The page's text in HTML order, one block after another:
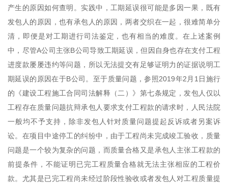
产生的原因如何查明。实践中，工期延误很可能是多因一果，既有
发包人的原因，也有承包人的原因，两者交织在一起，很难简单分
清，即便是对工期进行司法鉴定，也有相当的难度。在上述案例
中，尽管A公司主张B公司导致工期延误，但因自身也存在支付工程
进度款屡屡违约等问题，所以无法提交有足够证明力的证据说明工
期延误的原因在于B公司。至于质量问题，参照2019年2月1日施行
的《建设工程施工合同司法解释（二）》第七条规定，发包人仅以
工程存在质量问题抗辩承包人要求支付工程款的请求时，人民法院
一般均不予支持，除非发包人针对质量问题提起反诉或者另案诉
讼。在项目中途停工的纠纷中，由于工程尚未完成竣工验收，质量
问题是一个较为复杂的问题，而质量合格又是承包人主张工程款的
前提条件，不能证明已完工程质量合格就无法主张相应的工程价
款。尤其是已完工程尚未经过阶段性验收或者发包人对工程质量提